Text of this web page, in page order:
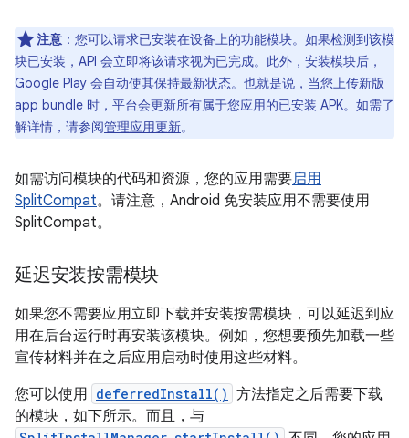
注意 ：您可以请求已安装在设备上的功能模块。如果检测到该模
块已安装，API 会立即将该请求视为已完成。此外，安装模块后，
Google Play 会自动使其保持最新状态。也就是说，当您上传新版
app bundle 时，平台会更新所有属于您应用的已安装 APK。如需了
解详情，请参阅管理应用更新。
如需访问模块的代码和资源，您的应用需要启用
SplitCompat。请注意，Android 免安装应用不需要使用
SplitCompat。
延迟安装按需模块
如果您不需要应用立即下载并安装按需模块，可以延迟到应
用在后台运行时再安装该模块。例如，您想要预先加载一些
宣传材料并在之后应用启动时使用这些材料。
您可以使用 deferredInstall() 方法指定之后需要下载
的模块，如下所示。而且，与